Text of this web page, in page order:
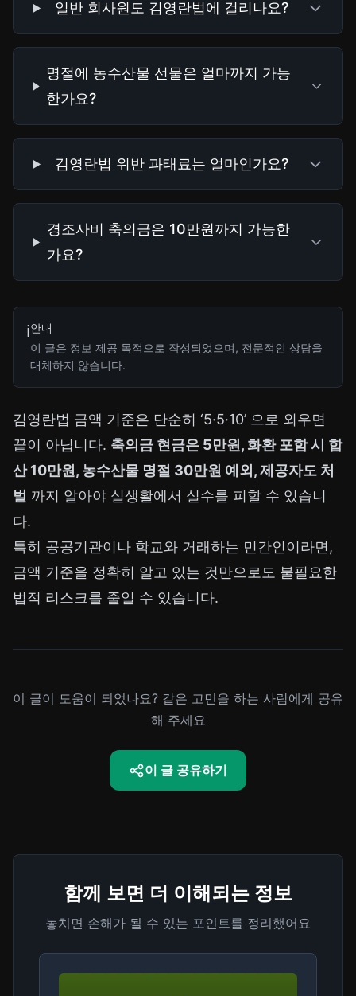
일반 회사원도 김영란법에 걸리나요?
명절에 농수산물 선물은 얼마까지 가능
한가요?
김영란법 위반 과태료는 얼마인가요?
경조사비 축의금은 10만원까지 가능한
가요?
ℹ️안내
이 글은 정보 제공 목적으로 작성되었으며, 전문적인 상담을
대체하지 않습니다.
김영란법 금액 기준은 단순히 ‘5·5·10’ 으로 외우면
끝이 아닙니다. 축의금 현금은 5만원, 화환 포함 시 합
산 10만원, 농수산물 명절 30만원 예외, 제공자도 처
벌 까지 알아야 실생활에서 실수를 피할 수 있습니
다.
특히 공공기관이나 학교와 거래하는 민간인이라면,
금액 기준을 정확히 알고 있는 것만으로도 불필요한
법적 리스크를 줄일 수 있습니다.
이 글이 도움이 되었나요? 같은 고민을 하는 사람에게 공유
해 주세요
이 글 공유하기
함께 보면 더 이해되는 정보
놓치면 손해가 될 수 있는 포인트를 정리했어요